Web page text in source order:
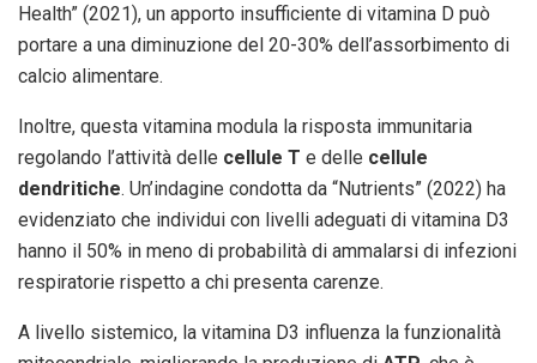
Health” (2021), un apporto insufficiente di vitamina D può
portare a una diminuzione del 20-30% dell’assorbimento di
calcio alimentare.
Inoltre, questa vitamina modula la risposta immunitaria
regolando l’attività delle cellule T e delle cellule
dendritiche. Un’indagine condotta da “Nutrients” (2022) ha
evidenziato che individui con livelli adeguati di vitamina D3
hanno il 50% in meno di probabilità di ammalarsi di infezioni
respiratorie rispetto a chi presenta carenze.
A livello sistemico, la vitamina D3 influenza la funzionalità